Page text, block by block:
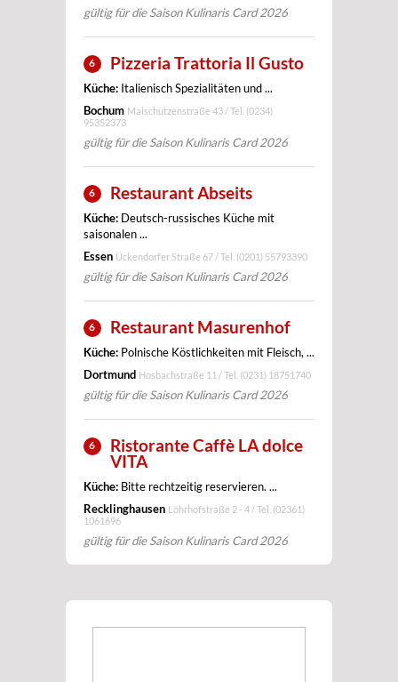
gültig für die Saison Kulinaris Card 2026
6 Pizzeria Trattoria Il Gusto
Küche: Italienisch Spezialitäten und ...
Bochum Maischützenstraße 43 / Tel. (0234)
95352373
gültig für die Saison Kulinaris Card 2026
6 Restaurant Abseits
Küche: Deutsch-russisches Küche mit
saisonalen ...
Essen Ückendorfer Straße 67 / Tel. (0201) 55793390
gültig für die Saison Kulinaris Card 2026
6 Restaurant Masurenhof
Küche: Polnische Köstlichkeiten mit Fleisch, ...
Dortmund Hosbachstraße 11 / Tel. (0231) 18751740
gültig für die Saison Kulinaris Card 2026
6
Ristorante Caffè LA dolce
VITA
Küche: Bitte rechtzeitig reservieren. ...
Recklinghausen Löhrhofstraße 2 - 4 / Tel. (02361)
1061696
gültig für die Saison Kulinaris Card 2026